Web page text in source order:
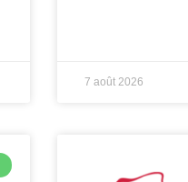
7 août 2026